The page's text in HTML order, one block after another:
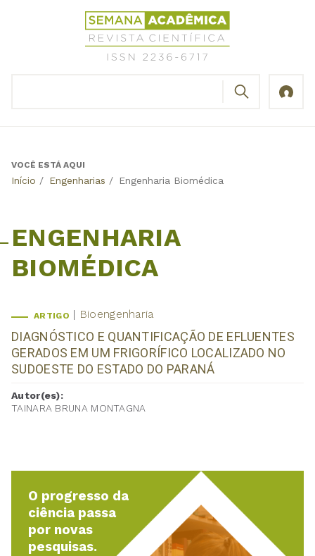
Revista
Científica
Semana
Back
VOCÊ ESTÁ AQUI
Início / Engenharias / Engenharia Biomédica
ENGENHARIA
BIOMÉDICA
ARTIGO Bioengenharia
DIAGNÓSTICO E QUANTIFICAÇÃO DE EFLUENTES
GERADOS EM UM FRIGORÍFICO LOCALIZADO NO
SUDOESTE DO ESTADO DO PARANÁ
Autor(es):
TAINARA BRUNA MONTAGNA
O progresso da
ciência passa
por novas
pesquisas.